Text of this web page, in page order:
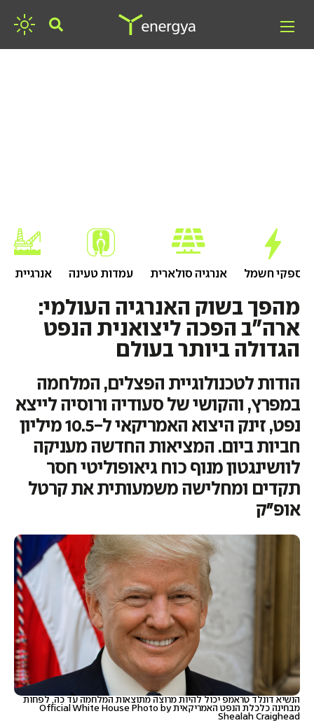
ספקי חשמל אנרגיה סולארית עמדות טעינה אנרגיית גז
מהפך בשוק האנרגיה העולמי:
ארה"ב הפכה ליצואנית הנפט
הגדולה ביותר בעולם
הודות לטכנולוגיית הפצלים, המלחמה
במפרץ, והקושי של סעודיה ורוסיה לייצא
נפט, זינק היצוא האמריקאי ל-10.5 מיליון
חביות ביום. המציאות החדשה מעניקה
לוושינגטון מנוף כוח גיאופוליטי חסר
תקדים ומחלישה משמעותית את קרטל
אופ"ק
הנשיא דונלד טראמפ יכול להיות מרוצה מתוצאות המלחמה עד כה, לפחות
מבחינה כלכלת הנפט האמריקאית Official White House Photo by
Shealah Craighead